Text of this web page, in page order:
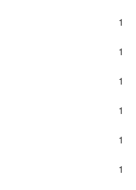
1
1
1
1
1
1